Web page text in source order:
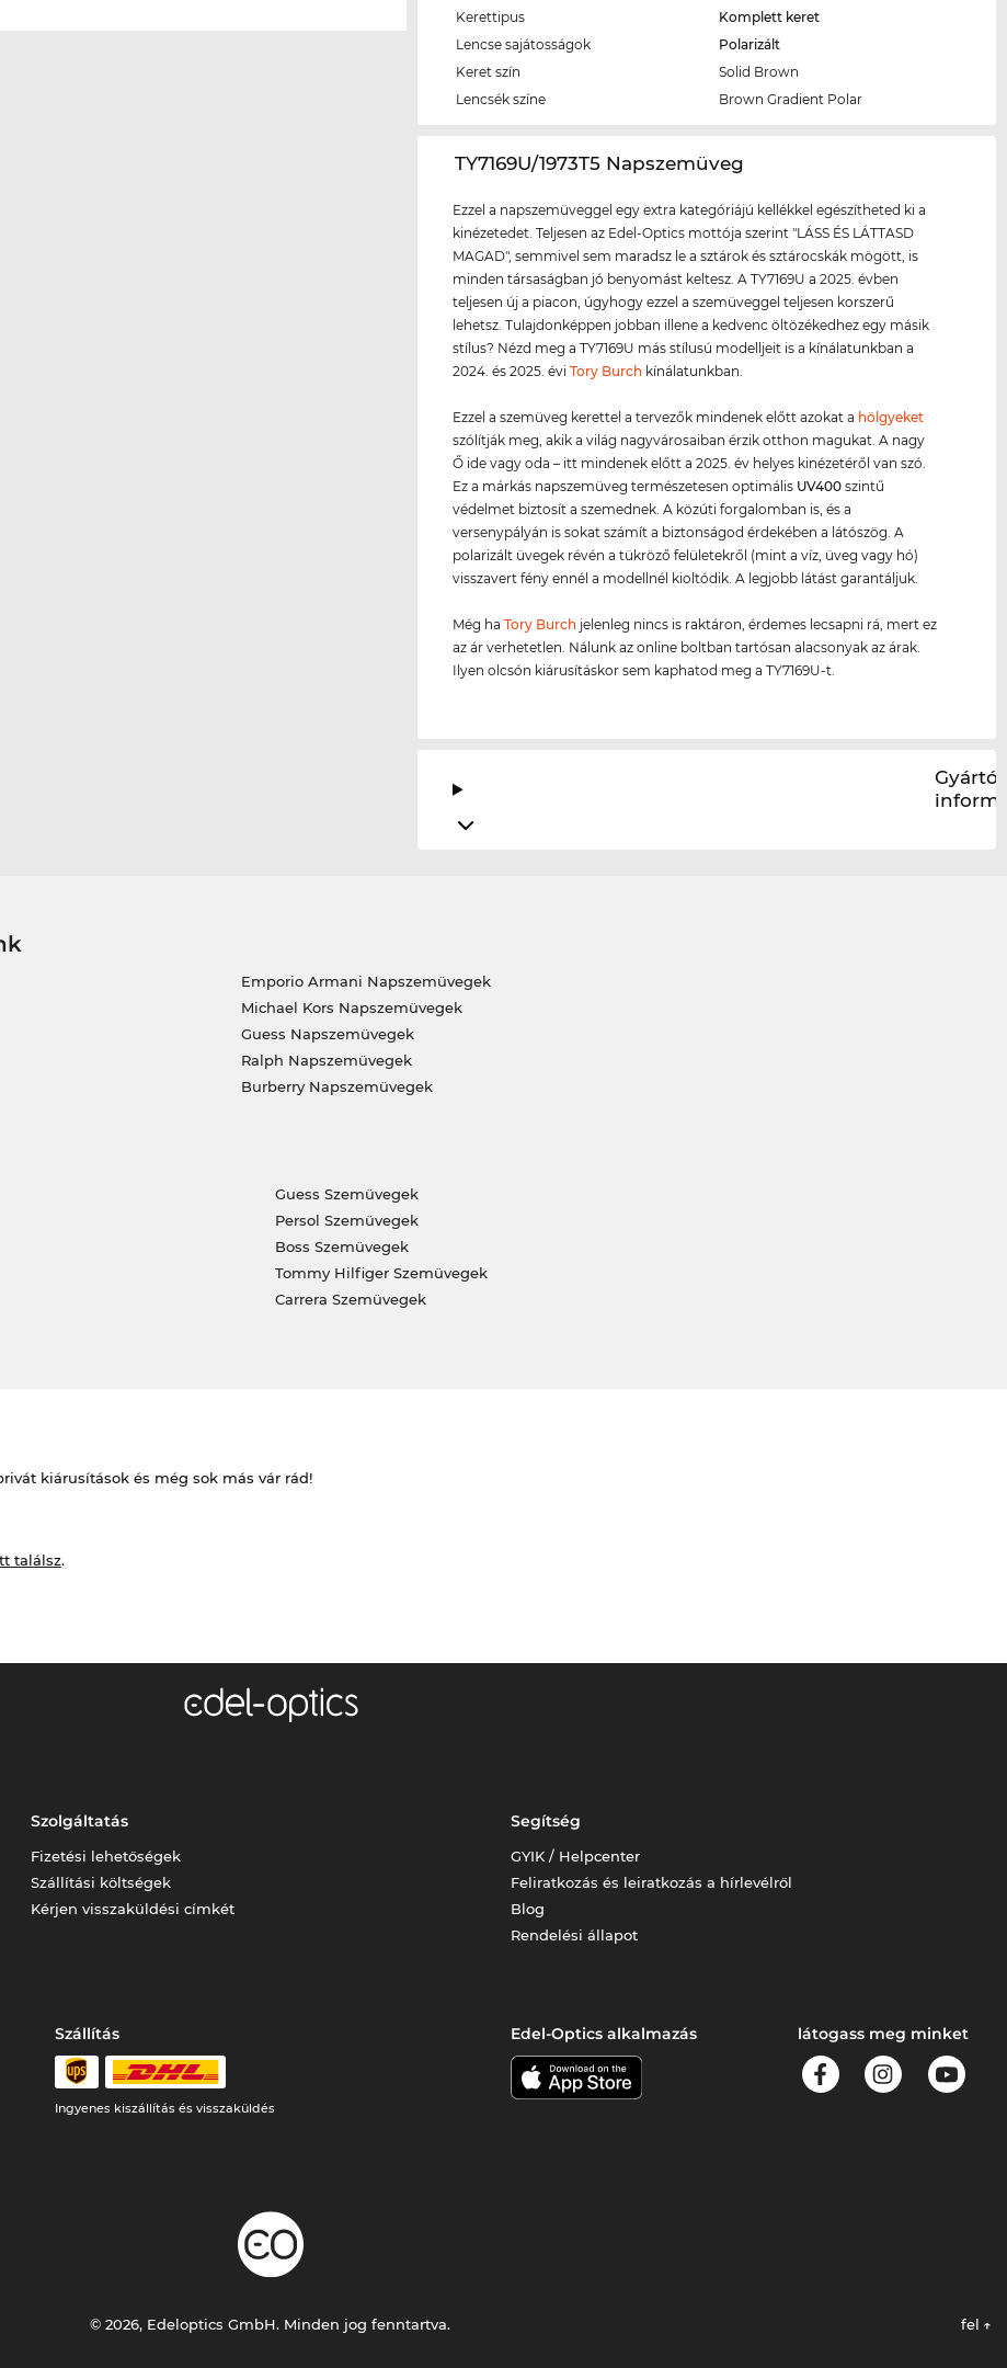
Kerettipus
Komplett keret
Lencse sajátosságok
Polarizált
Keret szín
Solid Brown
Lencsék színe
Brown Gradient Polar
‌TY7169U/1973T5 Napszemüveg
Ezzel a napszemüveggel egy extra kategóriájú kellékkel egészítheted ki a
kinézetedet. Teljesen az Edel-Optics mottója szerint "LÁSS ÉS LÁTTASD
MAGAD", semmivel sem maradsz le a sztárok és sztárocskák mögött, is
minden társaságban jó benyomást keltesz. A TY7169U a 2025. évben
teljesen új a piacon, úgyhogy ezzel a szemüveggel teljesen korszerű
lehetsz. Tulajdonképpen jobban illene a kedvenc öltözékedhez egy másik
stílus? Nézd meg a TY7169U más stílusú modelljeit is a kínálatunkban a
2024. és 2025. éviTory Burch kínálatunkban.
Ezzel a szemüveg kerettel a tervezők mindenek előtt azokat a hölgyeket
szólítják meg, akik a világ nagyvárosaiban érzik otthon magukat. A nagy
Ő ide vagy oda – itt mindenek előtt a 2025. év helyes kinézetéről van szó.
Ez a márkás napszemüveg természetesen optimális UV400 szintű
védelmet biztosít a szemednek. A közúti forgalomban is, és a
versenypályán is sokat számít a biztonságod érdekében a látószög. A
polarizált üvegek révén a tükröző felületekről (mint a víz, üveg vagy hó)
visszavert fény ennél a modellnél kioltódik. A legjobb látást garantáljuk.
Még haTory Burch jelenleg nincs is raktáron, érdemes lecsapni rá, mert ez
az ár verhetetlen. Nálunk az online boltban tartósan alacsonyak az árak.
Ilyen olcsón kiárusításkor sem kaphatod meg a TY7169U-t.
Gyártói
Emporio Armani Napszemüvegek
Michael Kors Napszemüvegek
Guess Napszemüvegek
Ralph Napszemüvegek
Burberry Napszemüvegek
Guess Szemüvegek
Persol Szemüvegek
Boss Szemüvegek
Tommy Hilfiger Szemüvegek
Carrera Szemüvegek
kiárusítások és még sok más vár rád!
találsz.
Szolgáltatás
Fizetési lehetőségek
Szállítási költségek
Kérjen visszaküldési címkét
Segítség
GYIK / Helpcenter
Feliratkozás és leiratkozás a hírlevélről
Blog
Rendelési állapot
Szállítás
Ingyenes kiszállítás és visszaküldés
Edel-Optics alkalmazás látogass meg minket
© 2026, Edeloptics GmbH. Minden jog fenntartva. fel